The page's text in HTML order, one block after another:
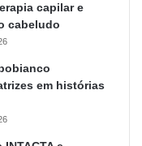
capilar e
cabeludo
em histórias